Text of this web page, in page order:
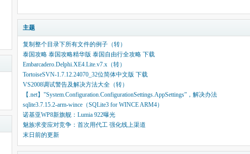
主题
复制整个目录下所有文件的例子（转）
泰国攻略 泰国攻略精华版 泰国自由行全攻略 下载
Embarcadero.Delphi.XE4.Lite.v7.x（转）
TortoiseSVN-1.7.12.24070_32位简体中文版 下载
VS2008调试警告及解决方法大全（转）
【.net】"System.Configuration.ConfigurationSettings.AppSettings”，解决办法
sqlite3.7.15.2-arm-wince（SQLite3 for WINCE ARM4）
诺基亚WP8新旗舰：Lumia 922曝光
魅族求变应对竞争：首次用代工 强化线上渠道
末日前的更新